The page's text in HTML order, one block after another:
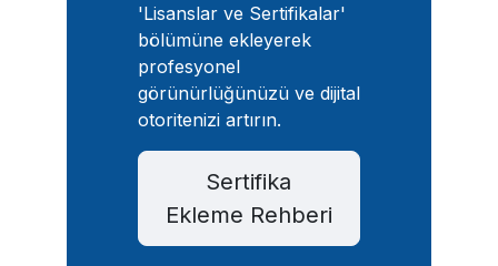
'Lisanslar ve Sertifikalar'
bölümüne ekleyerek
profesyonel
görünürlüğünüzü ve dijital
otoritenizi artırın.
Sertifika
Ekleme Rehberi